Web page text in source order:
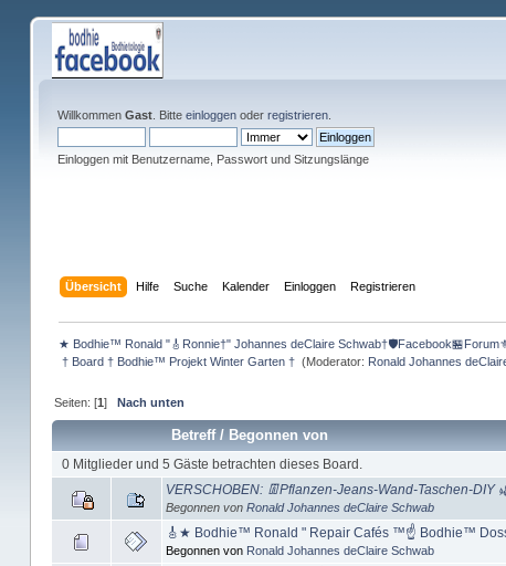
Willkommen Gast. Bitte einloggenoder registrieren.
Einloggen mit Benutzername, Passwort und Sitzungslänge
Übersicht Hilfe Suche Kalender Einloggen Registrieren
★ Bodhie™ Ronald "🎸Ronnie†" Johannes deClaire
† Board † Bodhie™ Projekt Winter Garten † (Moderator: Ronald Johannes
Seiten: [1]Nach unten
Betreff/ Begonnen von
0 Mitglieder und 5 Gäste betrachten dieses Board.
VERSCHOBEN: 👖Pflanzen-Jeans-Wand-Taschen-
Begonnen von Ronald Johannes deClaire Schwab
🎸★ Bodhie™ Ronald " Repair Cafés ™☝ Bodhie™
Begonnen von Ronald Johannes deClaire Schwab